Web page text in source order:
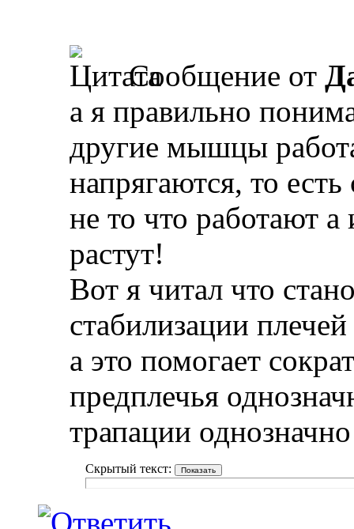
Сообщение от
а я правильно
другие мышцы
напрягаются, то
не то что работают
растут!
Вот я читал что
стабилизации плечей
а это помогает
предплечья
трапации
Скрытый текст: